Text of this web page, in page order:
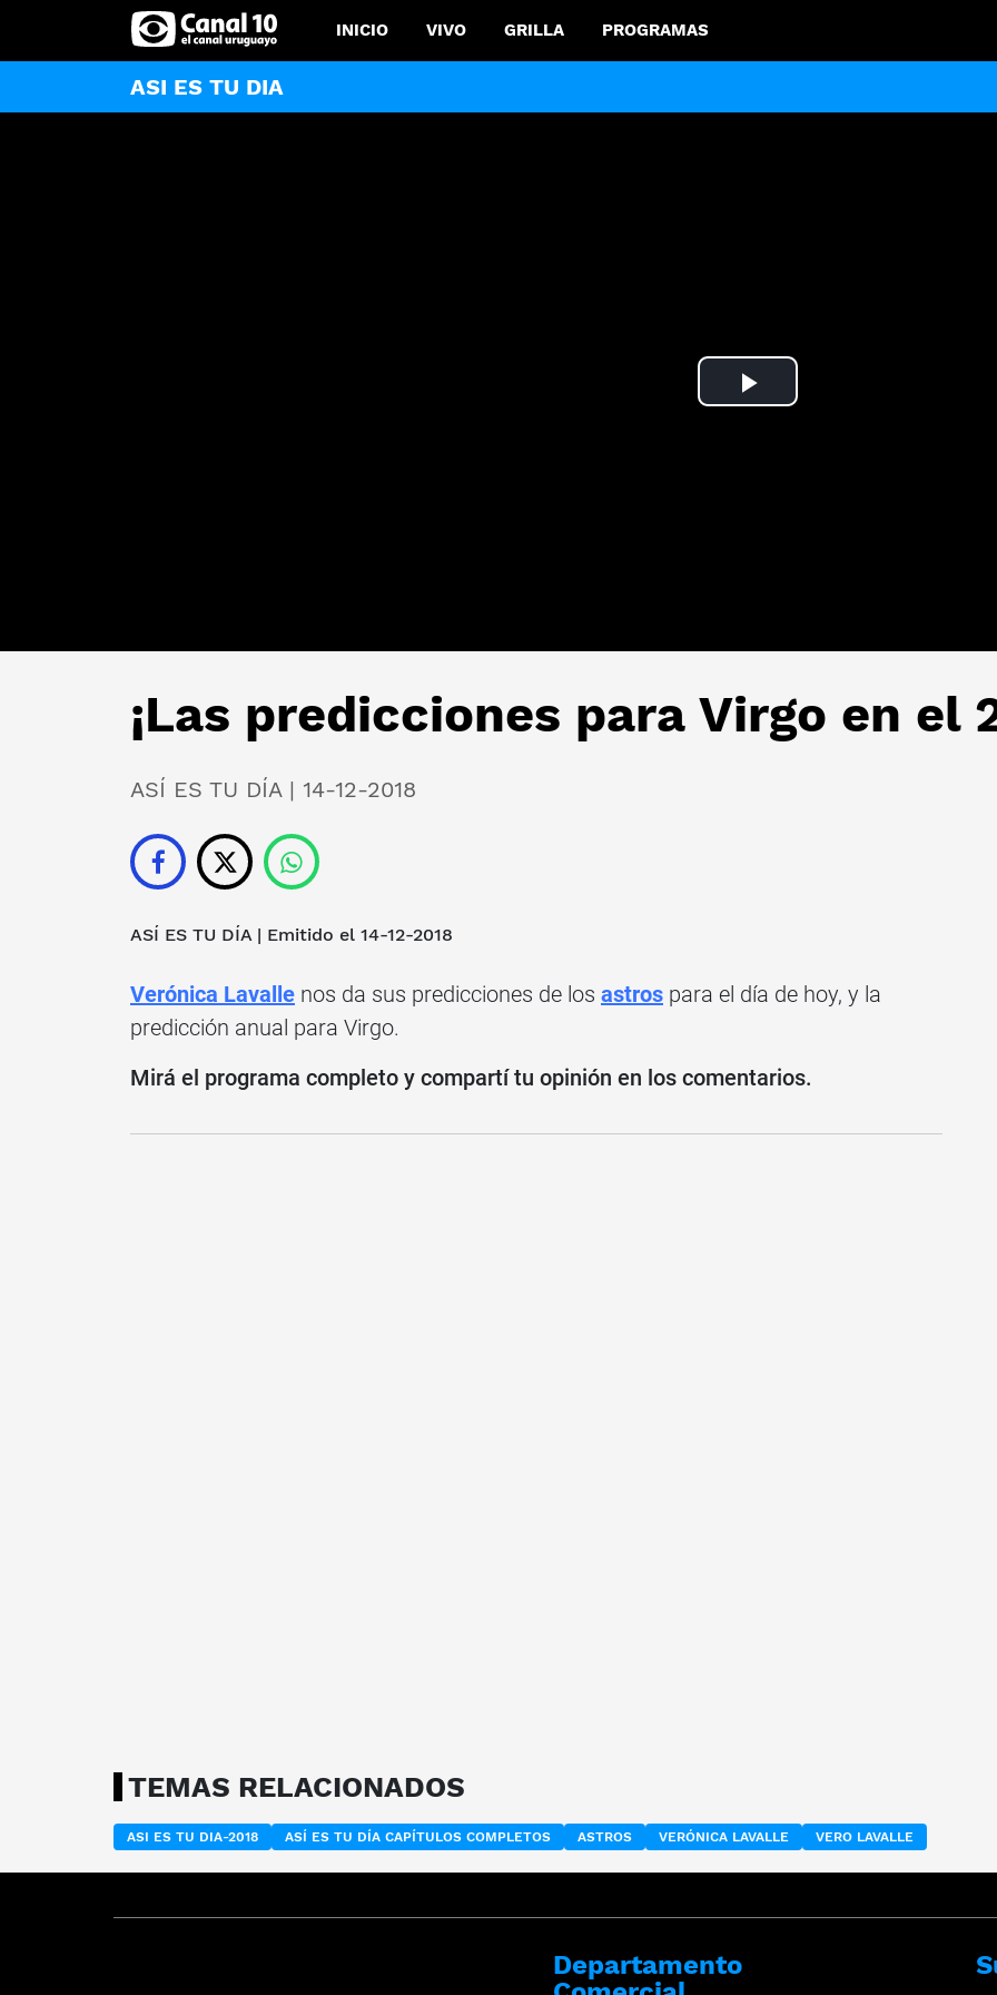
INICIO VIVO GRILLA PROGRAMAS
ASI ES TU DIA
Play
¡Las predicciones para Virgo en el
ASÍ ES TU DÍA | 14-12-2018
ASÍ ES TU DÍA | Emitido el 14-12-2018
Verónica Lavalle nos da sus predicciones de los astros para el día de hoy, y la
predicción anual para Virgo.
Mirá el programa completo y compartí tu opinión en los comentarios.
TEMAS RELACIONADOS
ASI ES TU DIA-2018 ASÍ ES TU DÍA CAPÍTULOS COMPLETOS ASTROS VERÓNICA LAVALLE VERO LAVALLE
Departamento